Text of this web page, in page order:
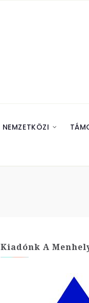
NEMZETKÖZI
Kiadónk A